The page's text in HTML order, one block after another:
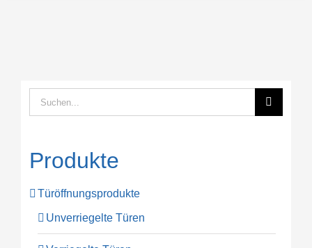
Suche
nach:
Produkte
Türöffnungsprodukte
Unverriegelte Türen